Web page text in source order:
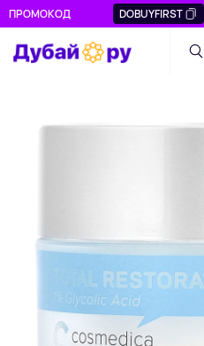
ПРОМОКОД DOBUYFIRST